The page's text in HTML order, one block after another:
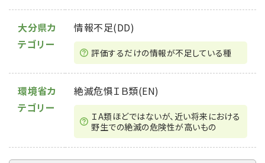
大分県カ
テゴリー
情報不足(DD)
評価するだけの情報が不⾜している種
環境省カ
テゴリー
絶滅危惧ＩＢ類(EN)
ＩA類ほどではないが、近い将来における
野生での絶滅の危険性が高いもの